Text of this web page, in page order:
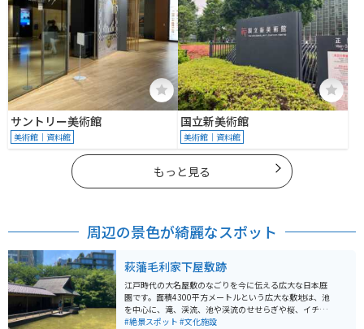
サントリー美術館
美術館｜資料館
国立新美術館
美術館｜資料館
もっと見る
周辺の景色が綺麗なスポット
萩藩毛利家下屋敷跡
江戸時代の大名屋敷のなごりを今に伝える広大な日本庭
園です。面積4300平方メートルという広大な敷地は、池
を中心に、滝、渓流、池や渓流のせせらぎや桜、イチョ
ウといった木々が配置され、春には桜、秋には紅葉と、
#絶景スポット #文化施設